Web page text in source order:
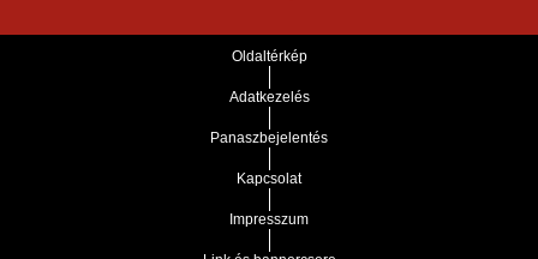
Oldaltérkép
Adatkezelés
Panaszbejelentés
Kapcsolat
Impresszum